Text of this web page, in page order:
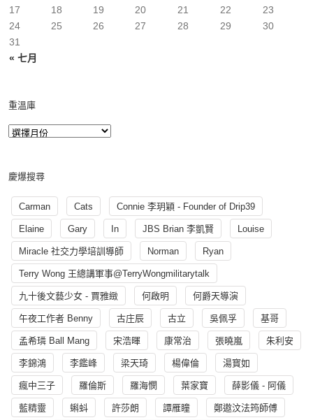
« 七月
17
18 19 20 21 22
23
24
25 26 27 28 29
30
31
重溫庫
慶爆搜尋
Carman Cats Connie 李玥穎 - Founder of Drip39
Elaine Gary In JBS Brian 李凱賢 Louise
Miracle 社交力學培訓導師 Norman Ryan
Terry Wong 王總講軍事@TerryWongmilitarytalk
九十後文藝少女 - 賈雅緻 何啟明 何爵天導演
午夜工作者 Benny 古庄辰 古立 吳佩孚 基哥
孟希璘 Ball Mang 宋浩暉 康常治 張曉嵐 朱利安
李錦鴻 李鑑峰 梁天琦 楊偉倫 湯寳如
瘋中三子 羅倫斯 羅海憫 葉家寶 薛影儀 - 阿儀
藍精靈 蝌蚪 許莎朗 譚雁瞳 鄭遨汶法筠師傅